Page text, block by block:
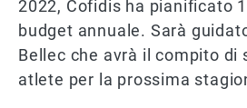
2022, Cofidis ha pianificato
budget annuale. Sarà
Bellec che avrà il compito di
atlete per la prossima